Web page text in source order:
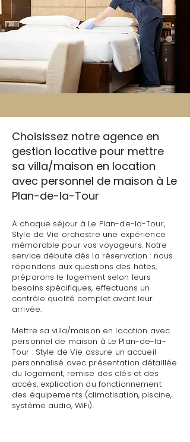
Choisissez notre agence en
gestion locative pour mettre
sa villa/maison en location
avec personnel de maison à Le
Plan-de-la-Tour
À chaque séjour à Le Plan-de-la-Tour,
Style de Vie orchestre une expérience
mémorable pour vos voyageurs. Notre
service débute dès la réservation : nous
répondons aux questions des hôtes,
préparons le logement selon leurs
besoins spécifiques, effectuons un
contrôle qualité complet avant leur
arrivée.
Mettre sa villa/maison en location avec
personnel de maison à Le Plan-de-la-
Tour : Style de Vie assure un accueil
personnalisé avec présentation détaillée
du logement, remise des clés et des
accès, explication du fonctionnement
des équipements (climatisation, piscine,
système audio, WiFi).